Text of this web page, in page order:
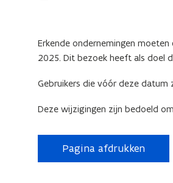
Erkende ondernemingen
2025. Dit bezoek heeft als doel
Gebruikers die vóór deze datum
Deze wijzigingen zijn bedoeld
Pagina afdrukken